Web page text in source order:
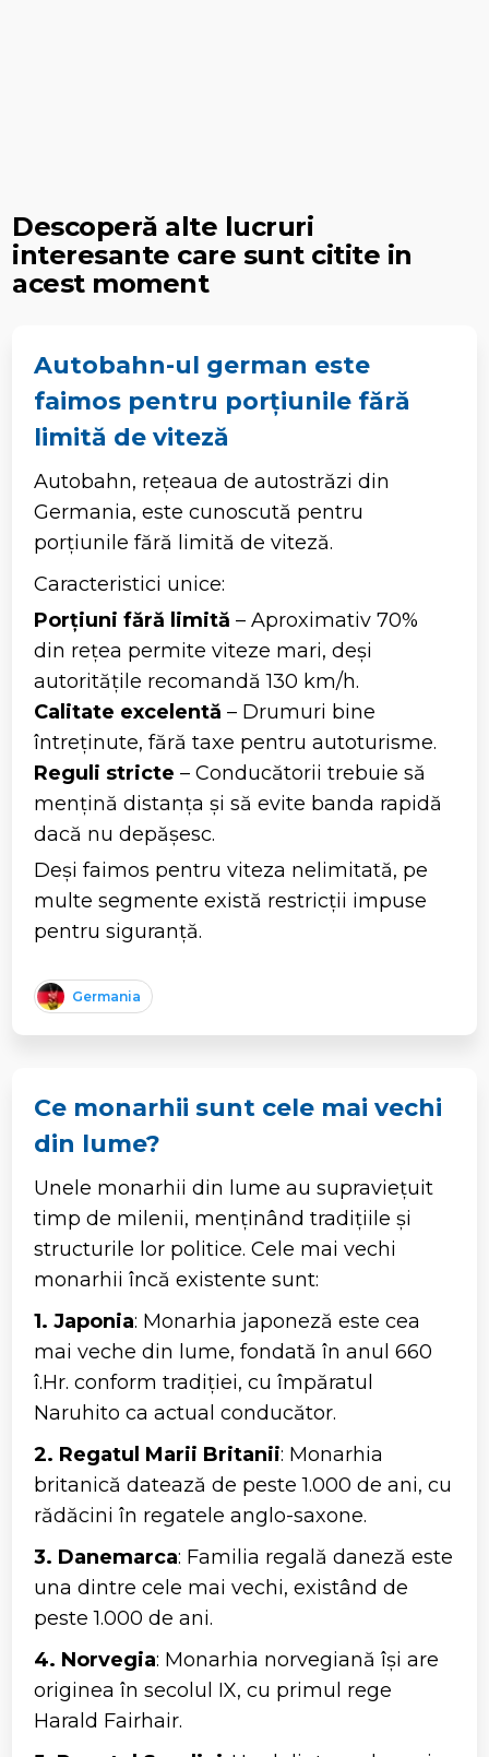
Descoperă alte lucruri
interesante care sunt citite in
acest moment
Autobahn-ul german este
faimos pentru porțiunile fără
limită de viteză
Autobahn, rețeaua de autostrăzi din
Germania, este cunoscută pentru
porțiunile fără limită de viteză.
Caracteristici unice:
Porțiuni fără limită – Aproximativ 70%
din rețea permite viteze mari, deși
autoritățile recomandă 130 km/h.
Calitate excelentă – Drumuri bine
întreținute, fără taxe pentru autoturisme.
Reguli stricte – Conducătorii trebuie să
mențină distanța și să evite banda rapidă
dacă nu depășesc.
Deși faimos pentru viteza nelimitată, pe
multe segmente există restricții impuse
pentru siguranță.
Germania
Ce monarhii sunt cele mai vechi
din lume?
Unele monarhii din lume au supraviețuit
timp de milenii, menținând tradițiile și
structurile lor politice. Cele mai vechi
monarhii încă existente sunt:
1. Japonia: Monarhia japoneză este cea
mai veche din lume, fondată în anul 660
î.Hr. conform tradiției, cu împăratul
Naruhito ca actual conducător.
2. Regatul Marii Britanii: Monarhia
britanică datează de peste 1.000 de ani, cu
rădăcini în regatele anglo-saxone.
3. Danemarca: Familia regală daneză este
una dintre cele mai vechi, existând de
peste 1.000 de ani.
4. Norvegia: Monarhia norvegiană își are
originea în secolul IX, cu primul rege
Harald Fairhair.